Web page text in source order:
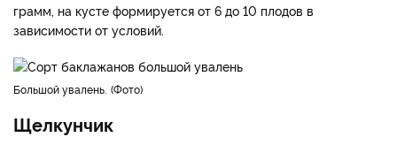
грамм, на кусте формируется от 6 до 10 плодов в
зависимости от условий.
Большой увалень. Фото
Щелкунчик